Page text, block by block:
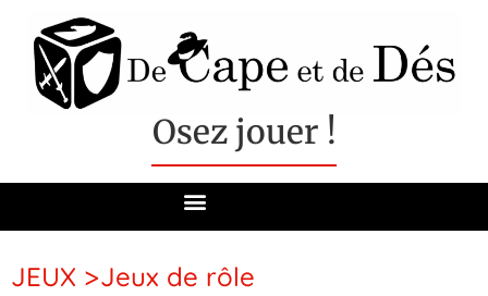
Osez jouer !
JEUX >Jeux de rôle